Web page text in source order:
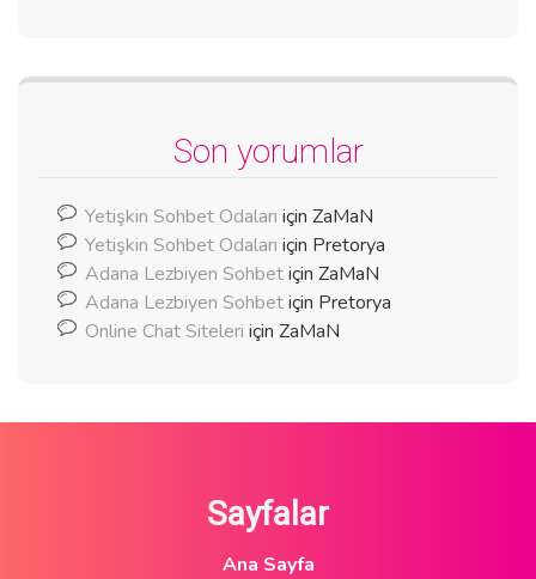
Son yorumlar
Yetişkin Sohbet Odaları için ZaMaN
Yetişkin Sohbet Odaları için Pretorya
Adana Lezbiyen Sohbetiçin ZaMaN
Adana Lezbiyen Sohbetiçin Pretorya
Online Chat Siteleri için ZaMaN
Sayfalar
Ana Sayfa